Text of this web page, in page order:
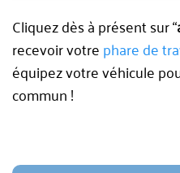
Cliquez dès à présent sur “
recevoir votrephare de
équipez votre véhicule
commun !